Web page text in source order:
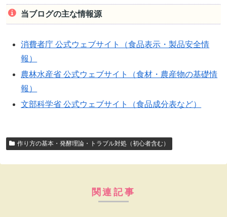
当ブログの主な情報源
消費者庁 公式ウェブサイト（食品表示・製品安全情
報）
農林水産省 公式ウェブサイト（食材・農産物の基礎情
報）
文部科学省 公式ウェブサイト（食品成分表など）
作り方の基本・発酵理論・トラブル対処（初心者含む）
関連記事